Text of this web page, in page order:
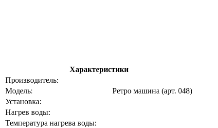
Характеристики
Производитель:
Модель:
Ретро машина (арт. 048)
Установка:
Нагрев воды:
Температура нагрева воды: